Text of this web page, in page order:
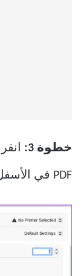
خطوة 3:
PDF في الأسفل واختر